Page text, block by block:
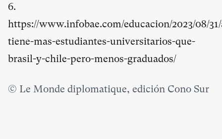
6.
https://www.infobae.com/educacion/2023/08/
tiene-mas-estudiantes-universitarios-que-
brasil-y-chile-pero-menos-graduados/
© Le Monde diplomatique, edición Cono Sur